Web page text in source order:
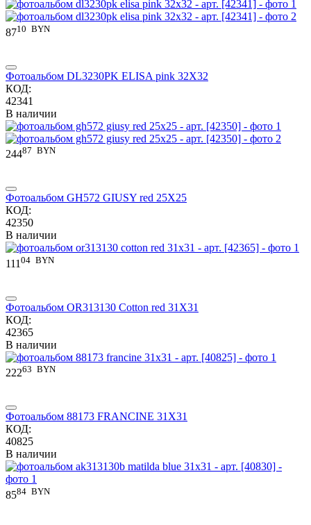
8710 BYN
Фотоальбом DL3230PK ELISA pink 32X32
КОД:
42341
В наличии
24487 BYN
Фотоальбом GH572 GIUSY red 25X25
КОД:
42350
В наличии
111 04 BYN
Фотоальбом OR313130 Cotton red 31X31
КОД:
42365
В наличии
22263 BYN
Фотоальбом 88173 FRANCINE 31X31
КОД:
40825
В наличии
8584 BYN